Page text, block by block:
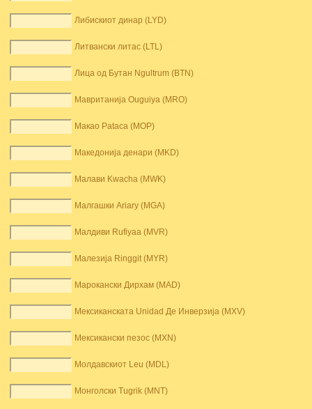
Либискиот динар (LYD)
Литвански литас (LTL)
Лица од Бутан Ngultrum (BTN)
Мавританија Ouguiya (MRO)
Макао Pataca (MOP)
Македонија денари (MKD)
Малави Kwacha (MWK)
Малгашки Ariary (MGA)
Малдиви Rufiyaa (MVR)
Малезија Ringgit (MYR)
Марокански Дирхам (MAD)
Мексиканската Unidad Де Инверзија (MXV)
Мексикански пезос (MXN)
Молдавскиот Leu (MDL)
Монголски Tugrik (MNT)